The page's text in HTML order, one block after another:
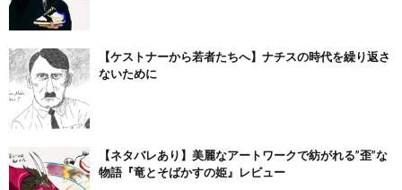
【ケストナーから若者たちへ】ナチスの時代を繰り返さ
ないために
【ネタバレあり】美麗なアートワークで紡がれる”歪”な
物語『竜とそばかすの姫』レビュー